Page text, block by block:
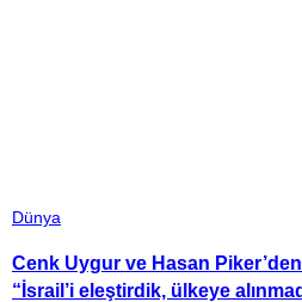
Dünya
Cenk Uygur ve Hasan
“İsrail’i eleştirdik, ülkeye